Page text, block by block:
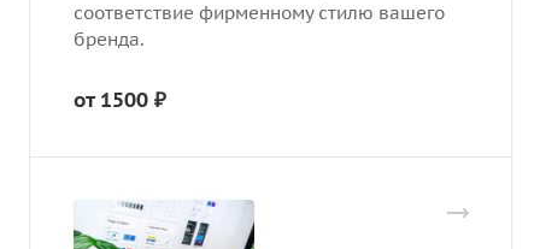
соответствие фирменному стилю вашего
бренда.
от 1500 ₽